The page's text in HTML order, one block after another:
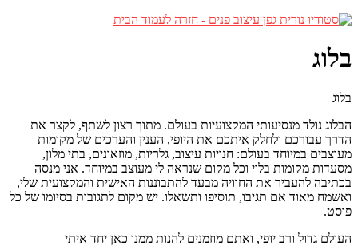
בלוג
בלוג
הבלוג נולד מנסיעותי המקצועיות בעולם. מתוך רצון לשתף, לקצר את
הדרך עבורכם ולחלק איתכם את היופי, הענין והערכים של מקומות
מעוצבים במיוחד בעולם: חנויות עיצוב, גלריות, מוזאונים, בתי מלון,
מסעדות מקומות בלוי וכל מקום שנראה לי מעוצב במיוחד. אני מנסה
בכתיבה להעביר את החוויה מבעד להתבוננות האישית והמקצועית שלי,
ואשמח מאוד אם תגיבו, תוסיפו ותשאלו. יש מקום לתגובות בסיומו של כל
פוסט.
העולם גדול ורב יופי, ואתם מוזמנים להנות ממנו כאן יחד איתי